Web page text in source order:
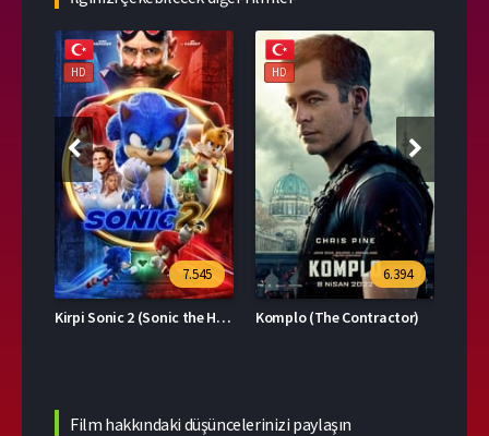
HD
7.545
Kirpi Sonic 2 (Sonic the Hedgehog 2)
HD
6.394
Komplo (The Contractor)
Film hakkındaki düşüncelerinizi paylaşın